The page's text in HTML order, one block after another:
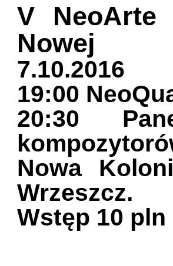
V NeoArte
Nowej
7.10.2016
19:00
20:30
Nowa
Wrzeszcz.
Wstęp 10 pln